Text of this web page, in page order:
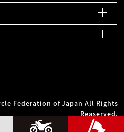
Federation of Japan All Rights
Reaserved.